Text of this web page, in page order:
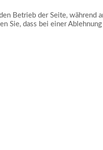
Betrieb der Seite, während
Sie, dass bei einer